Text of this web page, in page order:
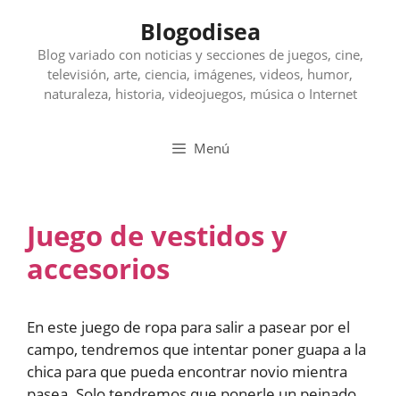
contenido
Blogodisea
Blog variado con noticias y secciones de juegos, cine,
televisión, arte, ciencia, imágenes, videos, humor,
naturaleza, historia, videojuegos, música o Internet
Menú
Juego de vestidos y
accesorios
En este juego de ropa para salir a pasear por el
campo, tendremos que intentar poner guapa a la
chica para que pueda encontrar novio mientra